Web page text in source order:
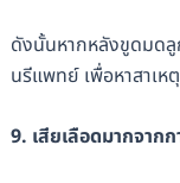
ดังนั้นหากหลังขูดมดลู
นรีแพทย์ เพื่อหาสาเห
9. เสียเลือดมากจาก